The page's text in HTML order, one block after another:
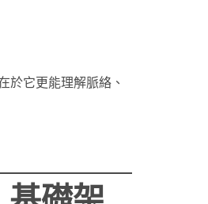
於它更能理解脈絡、